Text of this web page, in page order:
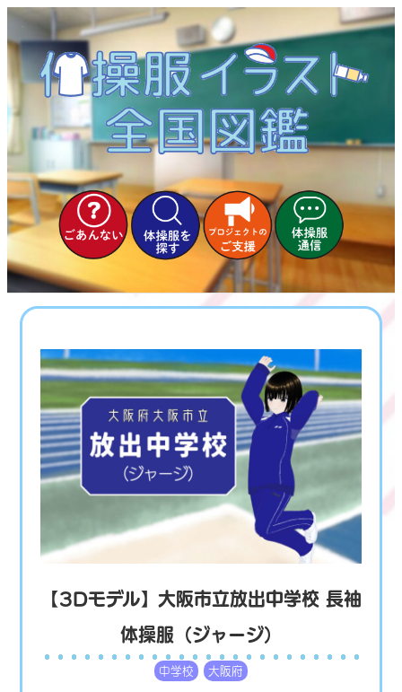
内
を
キ
プ
【3Dモデル】大阪市立放出中学校 長袖
体操服（ジャージ）
中学校 大阪府